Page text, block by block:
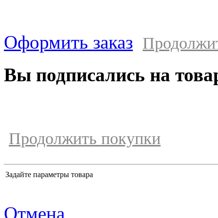
Оформить заказ
Вы подписались на
Продолжить покупки
Задайте параметры товара
Отмена